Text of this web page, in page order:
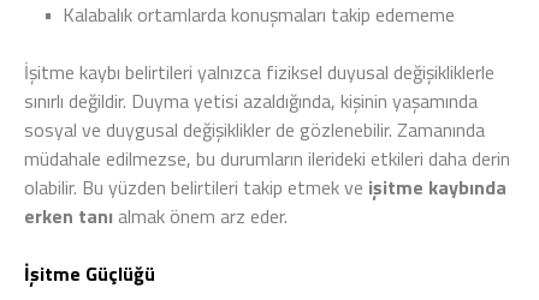
• Kalabalık ortamlarda konuşmaları takip edememe
İşitme kaybı belirtileri yalnızca fiziksel duyusal değişikliklerle
sınırlı değildir. Duyma yetisi azaldığında, kişinin yaşamında
sosyal ve duygusal değişiklikler de gözlenebilir. Zamanında
müdahale edilmezse, bu durumların ilerideki etkileri daha derin
olabilir. Bu yüzden belirtileri takip etmek ve işitme kaybında
erken tanı almak önem arz eder.
İşitme Güçlüğü